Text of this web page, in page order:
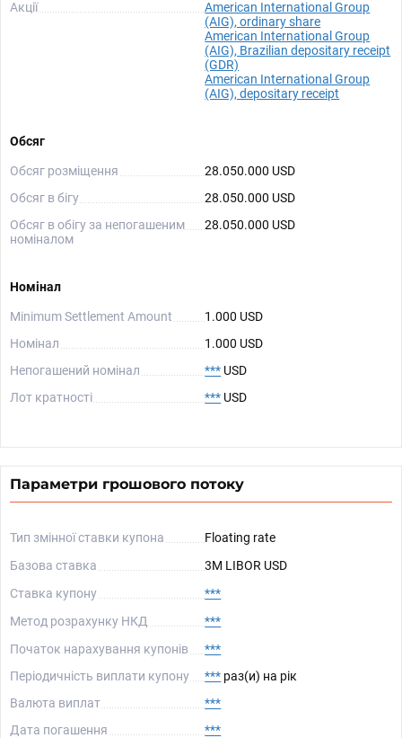
Акції
American International Group
(AIG), ordinary share
American International Group
(AIG), Brazilian depositary receipt
(GDR)
American International Group
(AIG), depositary receipt
Обсяг
Обсяг розміщення
28.050.000 USD
Обсяг в бігу
28.050.000 USD
Обсяг в обігу за непогашеним
номіналом
28.050.000 USD
Номінал
Minimum Settlement Amount
1.000 USD
Номінал
1.000 USD
Непогашений номінал
*** USD
Лот кратності
*** USD
Параметри грошового потоку
Тип змінної ставки купона
Floating rate
Базова ставка
3M LIBOR USD
Ставка купону
***
Метод розрахунку НКД
***
Початок нарахування купонів
***
Періодичність виплати купону
*** раз(и) на рік
Валюта виплат
***
Дата погашення
***